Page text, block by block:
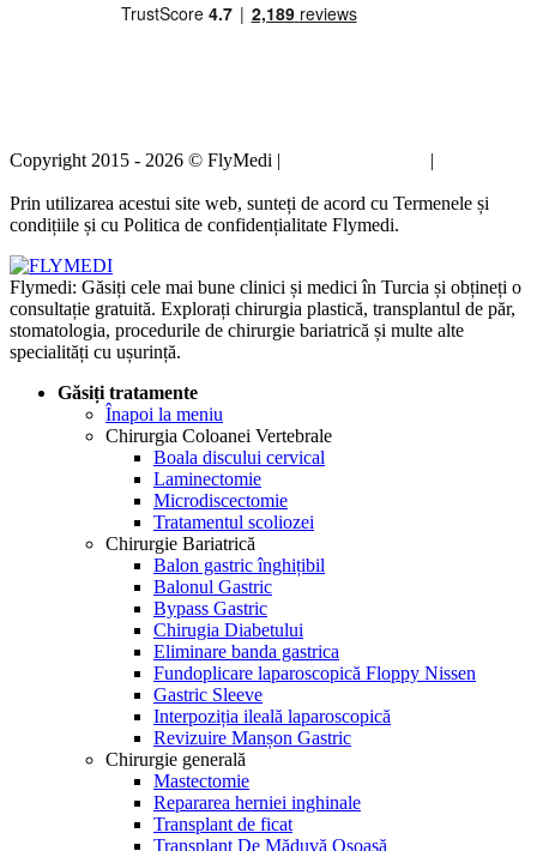
Copyright 2015 - 2026 © FlyMedi | |
Prin utilizarea acestui site web, sunteți de acord cu Termenele și
condițiile și cu Politica de confidențialitate Flymedi.
Flymedi: Găsiți cele mai bune clinici și medici în Turcia și obțineți o
consultație gratuită. Explorați chirurgia plastică, transplantul de păr,
stomatologia, procedurile de chirurgie bariatrică și multe alte
specialități cu ușurință.
Găsiți tratamente
Înapoi la meniu
Chirurgia Coloanei Vertebrale
Boala discului cervical
Laminectomie
Microdiscectomie
Tratamentul scoliozei
Chirurgie Bariatrică
Balon gastric înghițibil
Balonul Gastric
Bypass Gastric
Chirugia Diabetului
Eliminare banda gastrica
Fundoplicare laparoscopică Floppy Nissen
Gastric Sleeve
Interpoziția ileală laparoscopică
Revizuire Manșon Gastric
Chirurgie generală
Mastectomie
Repararea herniei inghinale
Transplant de ficat
Transplant De Măduvă Osoasă